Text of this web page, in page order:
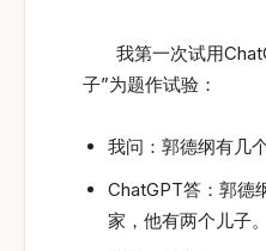
我第一次试用
子”为题作试验：
我问：郭德纲有几
ChatGPT答：郭德
家，他有两个儿子。